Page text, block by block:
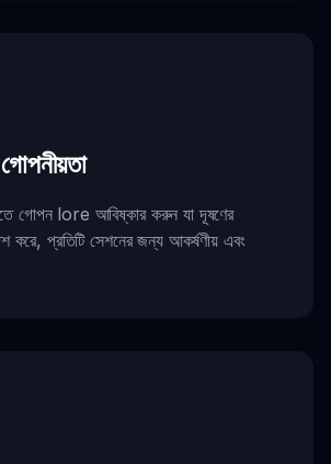
গোপন lore আবিষ্কার করুন যা দূষণের
করে, প্রতিটি সেশনের জন্য আকর্ষণীয় এবং